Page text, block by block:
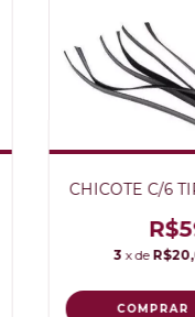
CHICOTE C/6
3 x de
COMPRAR